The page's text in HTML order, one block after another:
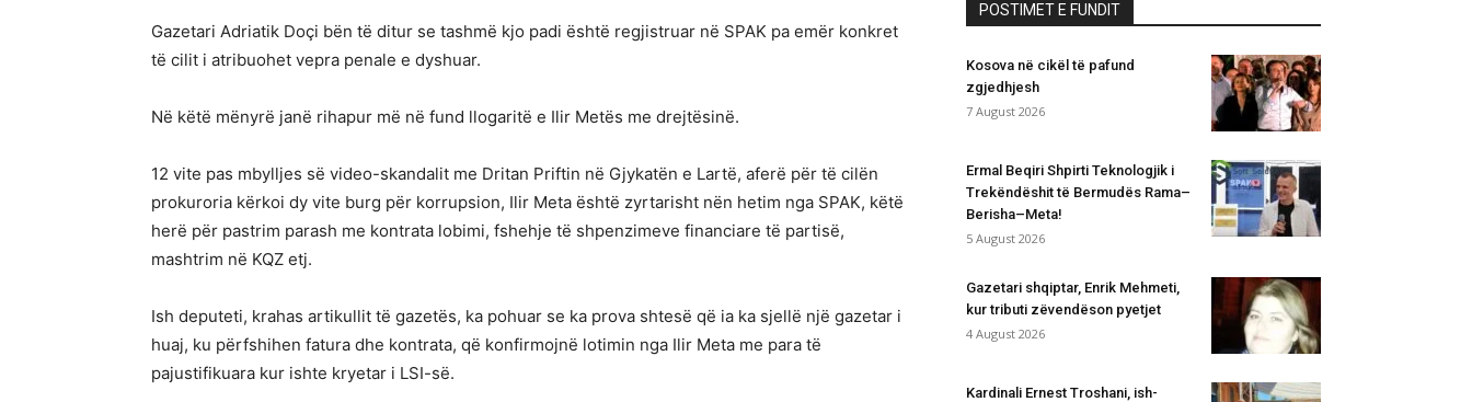
Gazetari Adriatik Doçi bën të ditur se tashmë kjo padi është regjistruar në SPAK pa emër konkret
të cilit i atribuohet vepra penale e dyshuar.
Në këtë mënyrë janë rihapur më në fund llogaritë e Ilir Metës me drejtësinë.
12 vite pas mbylljes së video-skandalit me Dritan Priftin në Gjykatën e Lartë, aferë për të cilën
prokuroria kërkoi dy vite burg për korrupsion, Ilir Meta është zyrtarisht nën hetim nga SPAK, këtë
herë për pastrim parash me kontrata lobimi, fshehje të shpenzimeve financiare të partisë,
mashtrim në KQZ etj.
Ish deputeti, krahas artikullit të gazetës, ka pohuar se ka prova shtesë që ia ka sjellë një gazetar i
huaj, ku përfshihen fatura dhe kontrata, që konfirmojnë lotimin nga Ilir Meta me para të
pajustifikuara kur ishte kryetar i LSI-së.
POSTIMET E FUNDIT
Kosova në cikël të pafund
zgjedhjesh
7 August 2026
Ermal Beqiri Shpirti Teknologjik i
Trekëndëshit të Bermudës Rama–
Berisha–Meta!
5 August 2026
Gazetari shqiptar, Enrik Mehmeti,
kur tributi zëvendëson pyetjet
4 August 2026
Kardinali Ernest Troshani, ish-